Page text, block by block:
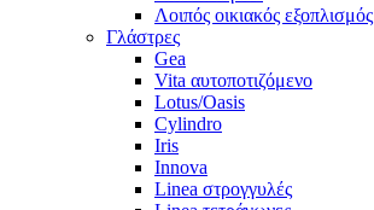
Λοιπός οικιακός εξοπλισμός
Γλάστρες
Gea
Vita αυτοποτιζόμενο
Lotus/Oasis
Cylindro
Iris
Innova
Linea στρογγυλές